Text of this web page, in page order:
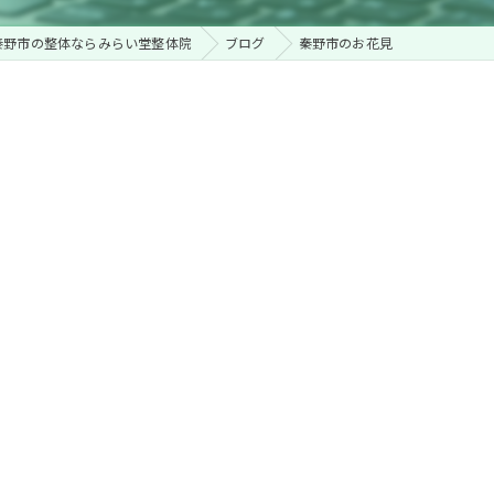
市の整体ならみらい堂整体院 ブログ 秦野市のお花見